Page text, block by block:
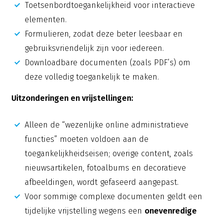
Toetsenbordtoegankelijkheid voor interactieve
elementen.
Formulieren, zodat deze beter leesbaar en
gebruiksvriendelijk zijn voor iedereen.
Downloadbare documenten (zoals PDF’s) om
deze volledig toegankelijk te maken.
Uitzonderingen en vrijstellingen:
Alleen de “wezenlijke online administratieve
functies” moeten voldoen aan de
toegankelijkheidseisen; overige content, zoals
nieuwsartikelen, fotoalbums en decoratieve
afbeeldingen, wordt gefaseerd aangepast.
Voor sommige complexe documenten geldt een
tijdelijke vrijstelling wegens een onevenredige